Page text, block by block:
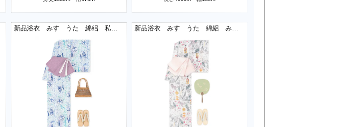
新品浴衣 みすゞうた 綿絽 私と小鳥と鈴と 新品浴衣 みすゞうた 綿絽 みんなを好きに